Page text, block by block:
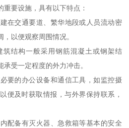
要设施，具有以下特点：
在交通要道、繁华地段或人员流动密
以便观察周围情况。
筑结构一般采用钢筋混凝土或钢架结
受一定程度的外力冲击。
要的办公设备和通信工具，如监控摄
便及时获取情报，与外界保持联系，
配备有灭火器、急救箱等基本的安全